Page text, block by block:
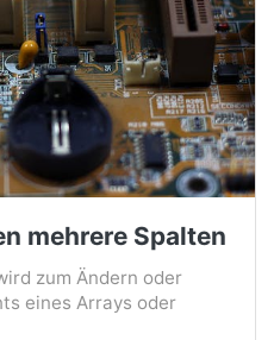
mehrere Spalten
zum Ändern oder
eines Arrays oder